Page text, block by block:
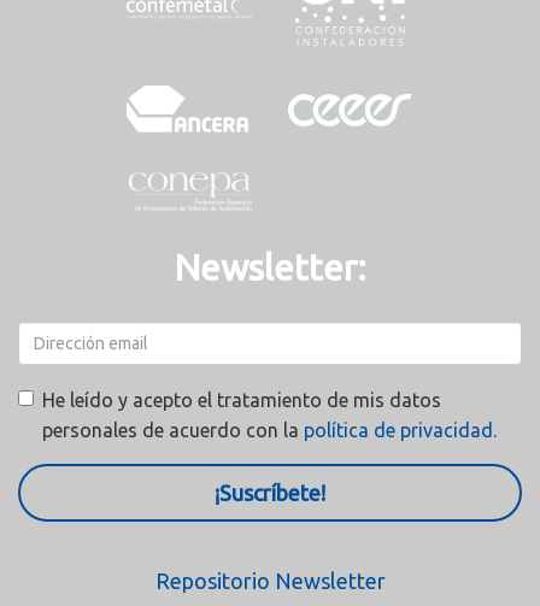
Newsletter:
He leído y acepto el tratamiento de mis datos
personales de acuerdo con la política de privacidad.
¡Suscríbete!
Repositorio Newsletter